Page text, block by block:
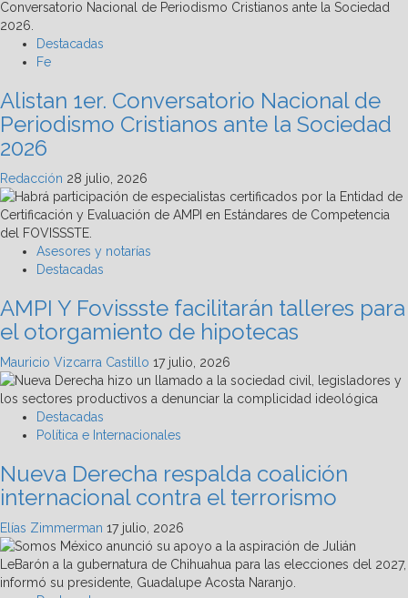
Destacadas
Fe
Alistan 1er. Conversatorio Nacional de
Periodismo Cristianos ante la Sociedad
2026
Redacción 28 julio, 2026
Asesores y notarías
Destacadas
AMPI Y Fovissste facilitarán talleres para
el otorgamiento de hipotecas
Mauricio Vizcarra Castillo 17 julio, 2026
Destacadas
Política e Internacionales
Nueva Derecha respalda coalición
internacional contra el terrorismo
Elías Zimmerman 17 julio, 2026